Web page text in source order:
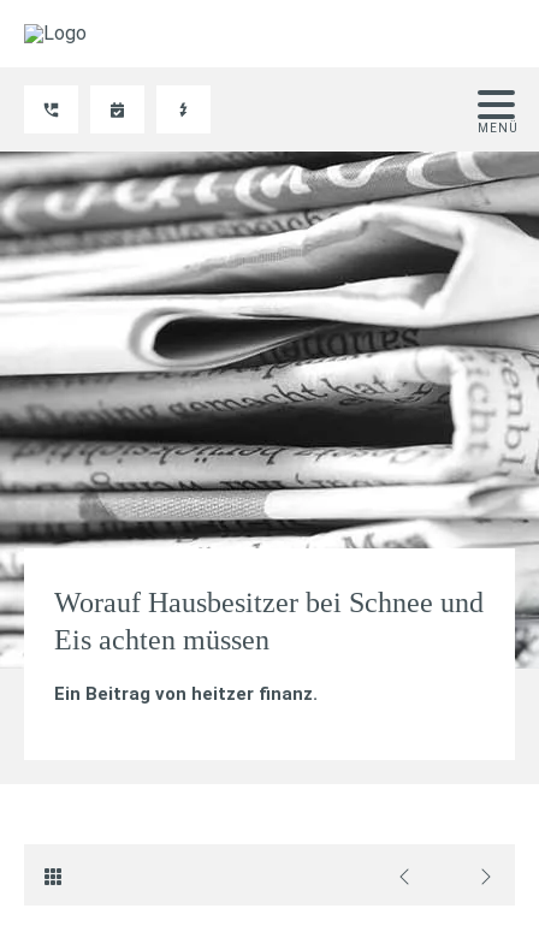
Worauf Hausbesitzer bei Schnee und
Eis achten müssen
Ein Beitrag von heitzer finanz.